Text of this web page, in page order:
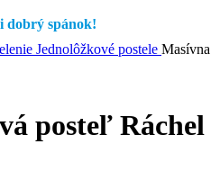
dobrý spánok!
Jednolôžkové postele Masívna
posteľ Ráchel